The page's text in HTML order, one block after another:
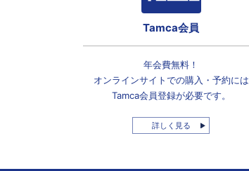
Tamca会員
年会費無料！
オンラインサイトでの購入・予約には
Tamca会員登録が必要です。
詳しく見る